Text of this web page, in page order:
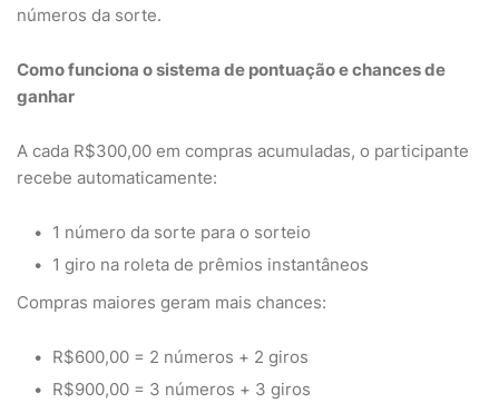
números da sorte.
Como funciona o sistema de pontuação e chances de
ganhar
A cada R$300,00 em compras acumuladas, o participante
recebe automaticamente:
1 número da sorte para o sorteio
1 giro na roleta de prêmios instantâneos
Compras maiores geram mais chances:
R$600,00 = 2 números + 2 giros
R$900,00 = 3 números + 3 giros